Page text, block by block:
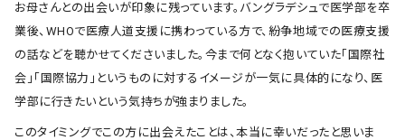
お母さんとの出会いが印象に残っています。バングラデシュで医学部を卒
業後、WHOで医療人道支援に携わっている方で、紛争地域での医療支援
の話などを聴かせてくださいました。今まで何となく抱いていた「国際社
会」「国際協力」というものに対するイメージが一気に具体的になり、医
学部に行きたいという気持ちが強まりました。
このタイミングでこの方に出会えたことは、本当に幸いだったと思いま